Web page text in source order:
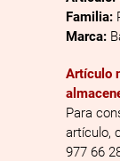
Familia:
Marca:
Artículo
Para
artículo,
977 66